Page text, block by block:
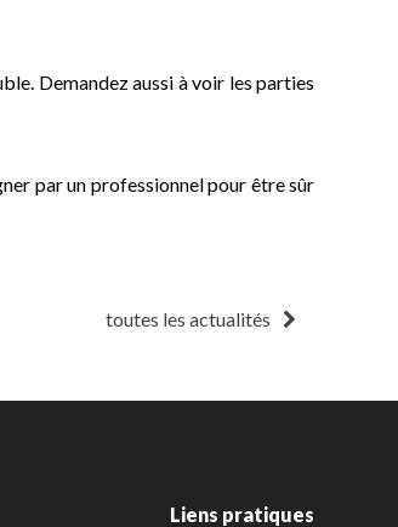
Demandez aussi à voir les parties
par un professionnel pour être sûr
toutes les actualités
Liens pratiques